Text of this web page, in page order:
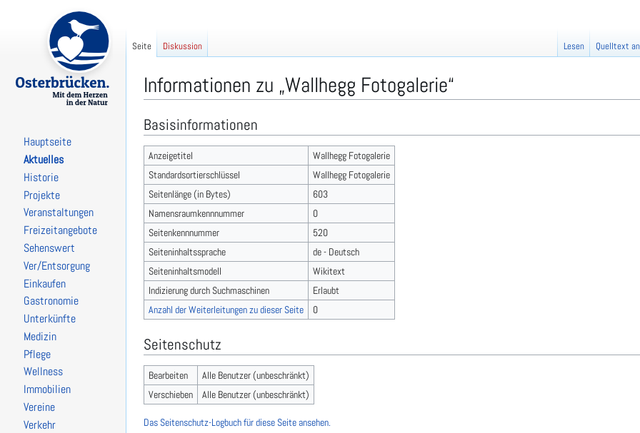
Informationen zu „Wallhegg Fotogalerie“
Zur
Navigation
springen
Zur
Suche
springen
Basisinformationen
Anzeigetitel
Wallhegg Fotogalerie
Standardsortierschlüssel
Wallhegg Fotogalerie
Seitenlänge (in Bytes)
603
Namensraumkennnummer
0
Seitenkennnummer
520
Seiteninhaltssprache
de - Deutsch
Seiteninhaltsmodell
Wikitext
Indizierung durch Suchmaschinen
Erlaubt
Anzahl der Weiterleitungen zu dieser Seite
0
Seitenschutz
Bearbeiten
Alle Benutzer (unbeschränkt)
Verschieben
Alle Benutzer (unbeschränkt)
Das Seitenschutz-Logbuch für diese Seite ansehen.
Seite Diskussion Lesen Quelltext
Hauptseite
Aktuelles
Historie
Projekte
Veranstaltungen
Freizeitangebote
Sehenswert
Ver/Entsorgung
Einkaufen
Gastronomie
Unterkünfte
Medizin
Pflege
Wellness
Immobilien
Vereine
Verkehr